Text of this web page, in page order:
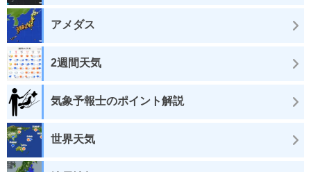
アメダス
2週間天気
気象予報士のポイント解説
世界天気